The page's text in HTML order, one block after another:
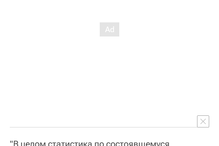
"В целом статистика по состоявшемуся